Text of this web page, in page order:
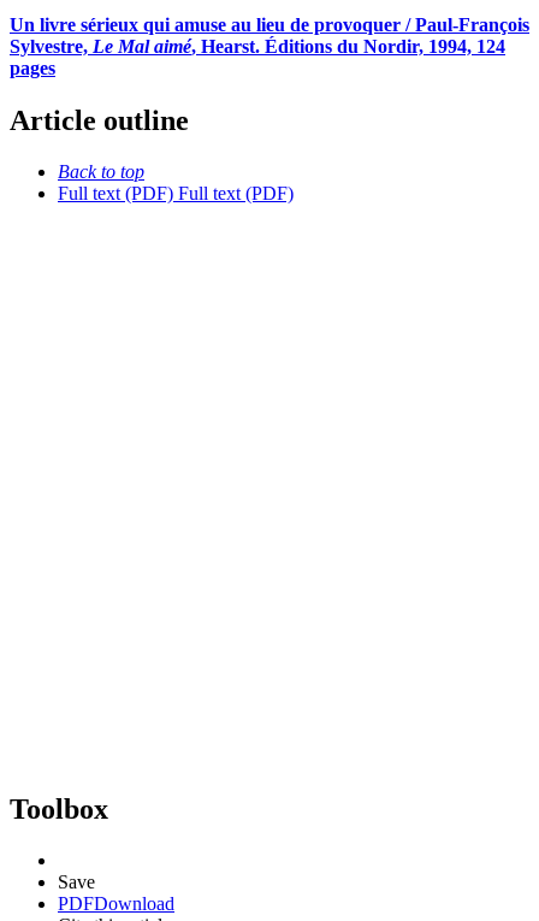
Un livre sérieux qui amuse au lieu de provoquer / Paul-François
Sylvestre, Le Mal aimé, Hearst. Éditions du Nordir, 1994, 124
pages
Article outline
Back to top
Full text (PDF) Full text (PDF)
Toolbox
Save
PDFDownload